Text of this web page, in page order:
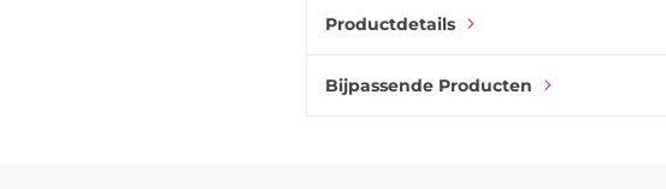
Productdetails
Bijpassende Producten